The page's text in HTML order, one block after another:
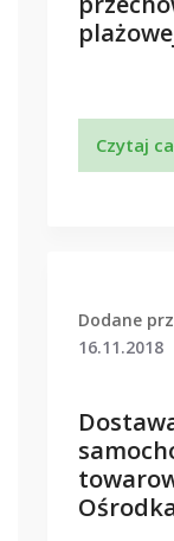
Czytaj
Dodane
16.11.2018